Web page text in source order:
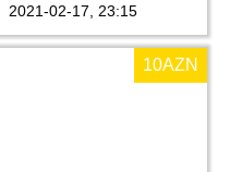
2021-02-17, 23:15
10AZN